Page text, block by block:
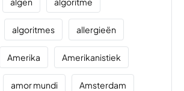
algoritmes allergieën
Amerika Amerikanistiek
amor mundi Amsterdam